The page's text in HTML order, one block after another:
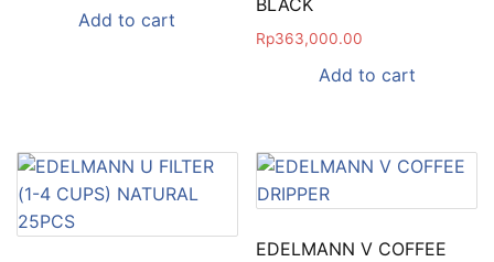
Add to cart
Rp363,000.00
Add to cart
EDELMANN V COFFEE